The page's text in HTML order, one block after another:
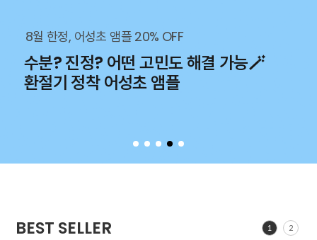
8월 한정, 어성초 앰플 20% OFF
수분? 진정? 어떤 고민도 해결 가능🪄
환절기 정착 어성초 앰플
BEST SELLER 1 2